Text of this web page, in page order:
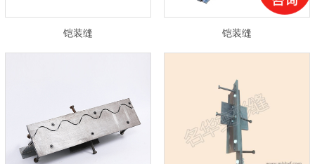
铠装缝 铠装缝